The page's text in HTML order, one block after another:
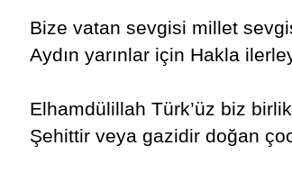
Bize vatan sevgisi millet
Aydın yarınlar için Hakla
Elhamdülillah Türk’üz biz
Şehittir veya gazidir doğan